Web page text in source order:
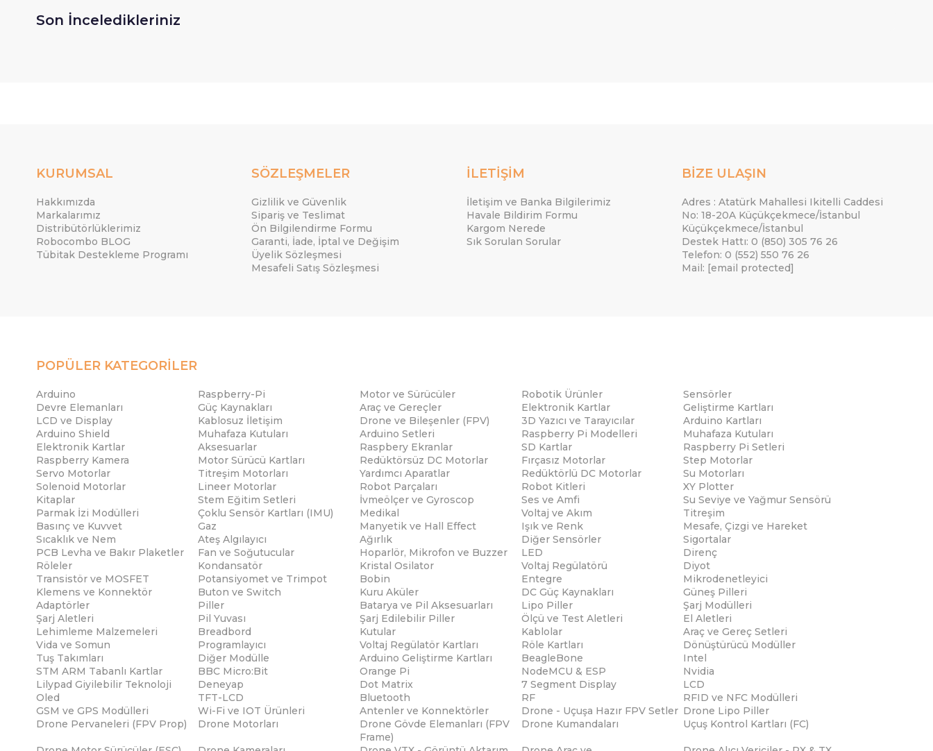
Son İnceledikleriniz
KURUMSAL
Hakkımızda
Markalarımız
Distribütörlüklerimiz
Robocombo BLOG
Tübitak Destekleme Programı
SÖZLEŞMELER
Gizlilik ve Güvenlik
Sipariş ve Teslimat
Ön Bilgilendirme Formu
Garanti, İade, İptal ve Değişim
Üyelik Sözleşmesi
Mesafeli Satış Sözleşmesi
İLETİŞİM
İletişim ve Banka Bilgilerimiz
Havale Bildirim Formu
Kargom Nerede
Sık Sorulan Sorular
BİZE ULAŞIN
Adres : Atatürk Mahallesi Ikitelli Caddesi
No: 18-20A Küçükçekmece/İstanbul
Küçükçekmece/İstanbul
Destek Hattı: 0 (850) 305 76 26
Telefon: 0 (552) 550 76 26
Mail: [email protected]
POPÜLER KATEGORİLER
Arduino Raspberry-Pi Motor ve Sürücüler Robotik Ürünler
Sensörler
Devre Elemanları
Güç Kaynakları Araç ve Gereçler Elektronik Kartlar
Geliştirme Kartları
LCD ve Display
Kablosuz İletişim Drone ve Bileşenler (FPV) 3D Yazıcı ve Tarayıcılar
Arduino Kartları
Arduino Shield
Muhafaza Kutuları Arduino Setleri Raspberry Pi Modelleri
Muhafaza Kutuları
Elektronik Kartlar
Aksesuarlar Raspbery Ekranlar SD Kartlar
Raspberry Pi Setleri
Raspberry Kamera
Motor Sürücü Kartları Redüktörsüz DC Motorlar Fırçasız Motorlar
Step Motorlar
Servo Motorlar
Titreşim Motorları Yardımcı Aparatlar Redüktörlü DC Motorlar
Su Motorları
Solenoid Motorlar
Lineer Motorlar Robot Parçaları Robot Kitleri
XY Plotter
Kitaplar
Stem Eğitim Setleri İvmeölçer ve Gyroscop Ses ve Amfi
Su Seviye ve Yağmur Sensörü
Parmak İzi Modülleri
Çoklu Sensör Kartları (IMU) Medikal Voltaj ve Akım
Titreşim
Basınç ve Kuvvet
Gaz Manyetik ve Hall Effect Işık ve Renk
Mesafe, Çizgi ve Hareket
Sıcaklık ve Nem
Ateş Algılayıcı Ağırlık Diğer Sensörler
Sigortalar
PCB Levha ve Bakır Plaketler
Fan ve Soğutucular Hoparlör, Mikrofon ve Buzzer LED
Direnç
Röleler
Kondansatör Kristal Osilator Voltaj Regülatörü
Diyot
Transistör ve MOSFET
Potansiyomet ve Trimpot Bobin Entegre
Mikrodenetleyici
Klemens ve Konnektör
Buton ve Switch Kuru Aküler DC Güç Kaynakları
Güneş Pilleri
Adaptörler
Piller Batarya ve Pil Aksesuarları Lipo Piller
Şarj Modülleri
Şarj Aletleri
Pil Yuvası Şarj Edilebilir Piller Ölçü ve Test Aletleri
El Aletleri
Lehimleme Malzemeleri
Breadbord Kutular Kablolar
Araç ve Gereç Setleri
Vida ve Somun
Programlayıcı Voltaj Regülatör Kartları Röle Kartları
Dönüştürücü Modüller
Tuş Takımları
Diğer Modülle Arduino Geliştirme Kartları BeagleBone
Intel
STM ARM Tabanlı Kartlar
BBC Micro:Bit Orange Pi NodeMCU & ESP
Nvidia
Lilypad Giyilebilir Teknoloji
Deneyap Dot Matrix 7 Segment Display
LCD
Oled
TFT-LCD Bluetooth RF
RFID ve NFC Modülleri
GSM ve GPS Modülleri
Wi-Fi ve IOT Ürünleri Antenler ve Konnektörler Drone - Uçuşa Hazır FPV Setler Drone Lipo Piller
Drone Pervaneleri (FPV Prop)
Drone Motorları
Drone Gövde Elemanları (FPV
Frame)
Drone Kumandaları Uçuş Kontrol Kartları (FC)